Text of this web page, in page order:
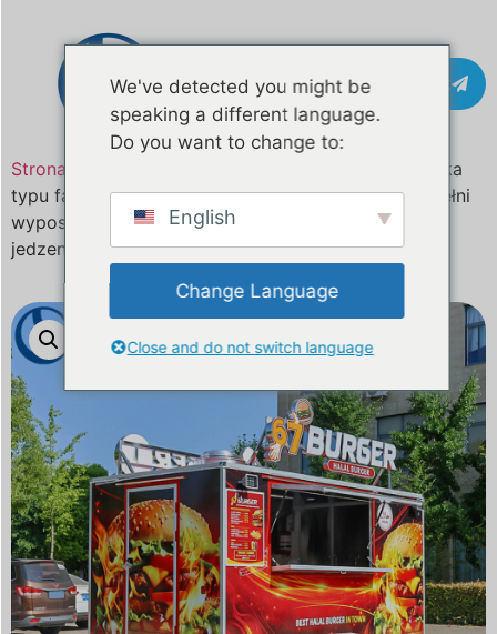
Kontakt
Strona główna
Niestandardowa ciężarówka
typu fast food o długości 13,2 stopy dla USA | W pełni
wyposażona mobilna kuchnia do burgerów, pizzy i
jedzenia ulicznego
We've detected you might be
speaking a different language.
Do you want to change to:
English
Change Language
Close and do not switch language